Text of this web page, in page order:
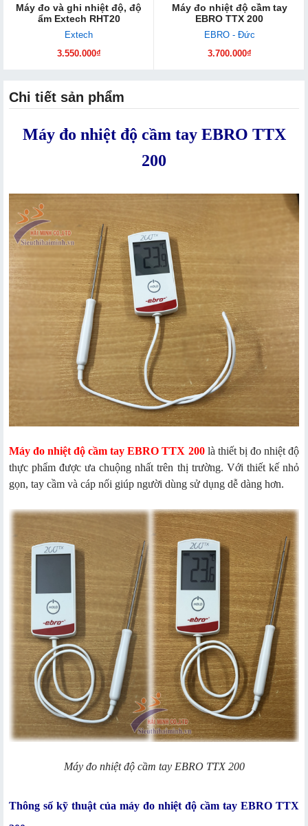
Máy đo và ghi nhiệt độ, độ
ẩm Extech RHT20
Extech
3.550.000₫
Máy đo nhiệt độ cầm tay
EBRO TTX 200
EBRO - Đức
3.700.000₫
Chi tiết sản phẩm
Máy đo nhiệt độ cầm tay EBRO TTX
200
Máy đo nhiệt độ cầm tay EBRO TTX 200là thiết bị đo nhiệt độ
thực phẩm được ưa chuộng nhất trên thị trường. Với thiết kế nhỏ
gọn, tay cầm và cáp nối giúp người dùng sử dụng dễ dàng hơn.
Máy đo nhiệt độ cầm tay EBRO TTX 200
Thông số kỹ thuật của máy đo nhiệt độ cầm tay EBRO TTX